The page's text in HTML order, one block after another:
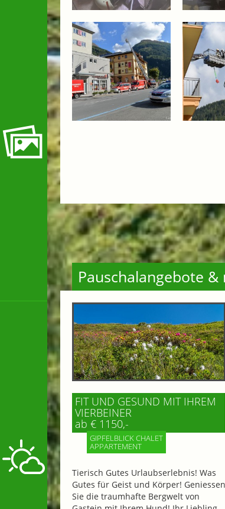
Pauschalangebote &
FIT UND GESUND MIT IHREM
VIERBEINER
ab € 1150,-
GIPFELBLICK CHALET
APPARTEMENT
Tierisch Gutes Urlaubserlebnis! Was
Gutes für Geist und Körper! Geniessen
Sie die traumhafte Bergwelt von